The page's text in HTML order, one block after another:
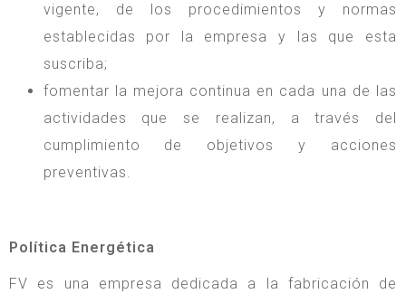
vigente, de los procedimientos y normas
establecidas por la empresa y las que esta
suscriba;
fomentar la mejora continua en cada una de las
actividades que se realizan, a través del
cumplimiento de objetivos y acciones
preventivas.
Política Energética
FV es una empresa dedicada a la fabricación de